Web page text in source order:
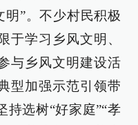
明”。不少村民积极
于学习乡风文明、
与乡风文明建设活
型加强示范引领带
持选树“好家庭”“孝